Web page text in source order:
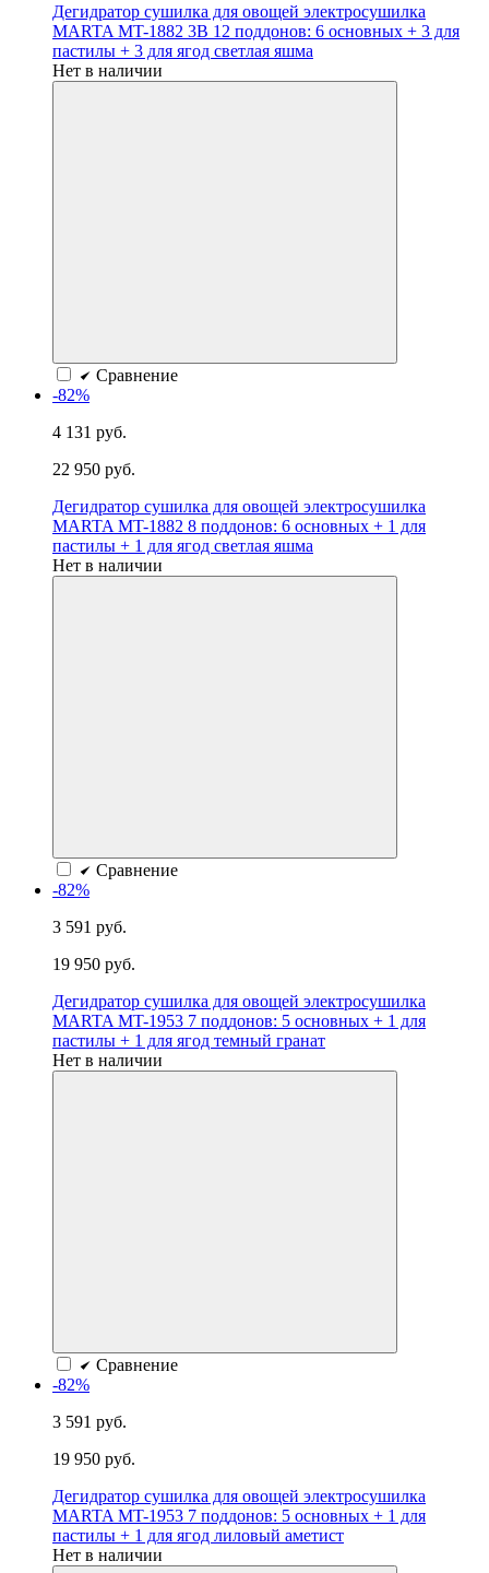
Дегидратор сушилка для овощей электросушилка
MARTA MT-1882 3B 12 поддонов: 6 основных + 3 для
пастилы + 3 для ягод светлая яшма
Нет в наличии
Сравнение
-82%
4 131 руб.
22 950 руб.
Дегидратор сушилка для овощей электросушилка
MARTA MT-1882 8 поддонов: 6 основных + 1 для
пастилы + 1 для ягод светлая яшма
Нет в наличии
Сравнение
-82%
3 591 руб.
19 950 руб.
Дегидратор сушилка для овощей электросушилка
MARTA MT-1953 7 поддонов: 5 основных + 1 для
пастилы + 1 для ягод темный гранат
Нет в наличии
Сравнение
-82%
3 591 руб.
19 950 руб.
Дегидратор сушилка для овощей электросушилка
MARTA MT-1953 7 поддонов: 5 основных + 1 для
пастилы + 1 для ягод лиловый аметист
Нет в наличии